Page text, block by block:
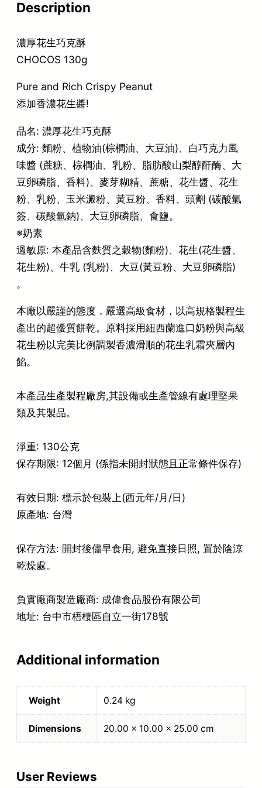
Description
濃厚花生巧克酥
CHOCOS 130g
Pure and Rich Crispy Peanut
添加香濃花生醬!
品名: 濃厚花生巧克酥
成分: 麵粉、植物油(棕櫚油、大豆油)、白巧克力風
味醬 (蔗糖、棕櫚油、乳粉、脂肪酸山梨醇酐酶、大
豆卵磷脂、香料)、麥芽糊精、蔗糖、花生醬、花生
粉、乳粉、玉米澱粉、黃豆粉、香料、頭劑 (碳酸氫
簽、碳酸氫鈉)、大豆卵磷脂、食鹽。
※奶素
過敏原: 本產品含麩質之穀物(麵粉)、花生(花生醬、
花生粉)、牛乳 (乳粉)、大豆(黃豆粉、大豆卵磷脂)
。
本廠以嚴謹的態度，嚴選高級食材，以高規格製程生
產出的超優質餅乾。原料採用紐西蘭進口奶粉與高級
花生粉以完美比例調製香濃滑順的花生乳霜夾層內
餡。
本產品生產製程廠房,其設備或生產管線有處理堅果
類及其製品。
淨重: 130公克
保存期限: 12個月 (係指未開封狀態且正常條件保存)
有效日期: 標示於包裝上(西元年/月/日)
原產地: 台灣
保存方法: 開封後儘早食用, 避免直接日照, 置於陰涼
乾燥處。
負實廠商製造廠商: 成偉食品股份有限公司
地址: 台中市梧棲區自立一街178號
Additional information
Weight 0.24 kg
Dimensions 20.00 × 10.00 × 25.00 cm
User Reviews